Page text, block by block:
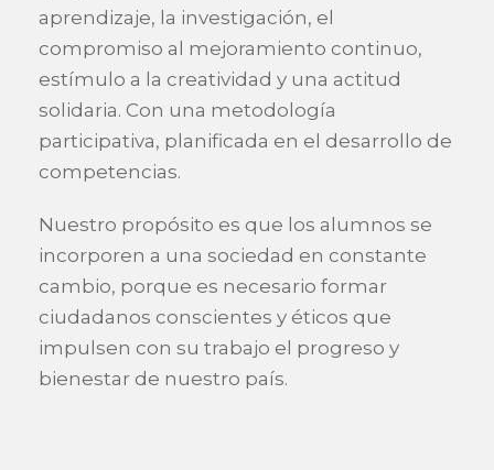
aprendizaje, la investigación, el
compromiso al mejoramiento continuo,
estímulo a la creatividad y una actitud
solidaria. Con una metodología
participativa, planificada en el desarrollo de
competencias.
Nuestro propósito es que los alumnos se
incorporen a una sociedad en constante
cambio, porque es necesario formar
ciudadanos conscientes y éticos que
impulsen con su trabajo el progreso y
bienestar de nuestro país.